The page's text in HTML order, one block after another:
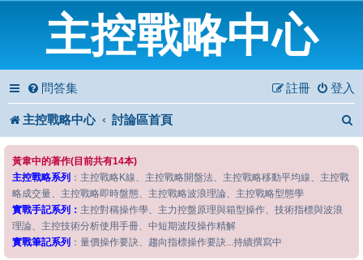
主控戰略中心
問答集 登入
註冊
主控戰略中心 討論區首頁
黃韋中的著作(目前共有14本)
主控戰略系列 ：主控戰略K線、主控戰略開盤法、主控戰略移動平均線、主控戰
略成交量、主控戰略即時盤態、主控戰略波浪理論、主控戰略型態學
實戰手記系列： 主控對稱操作學、主力控盤原理與箱型操作、技術指標與波浪
理論、主控技術分析使用手冊、中短期波段操作精解
實戰筆記系列 ：量價操作要訣、趨向指標操作要訣...持續撰寫中